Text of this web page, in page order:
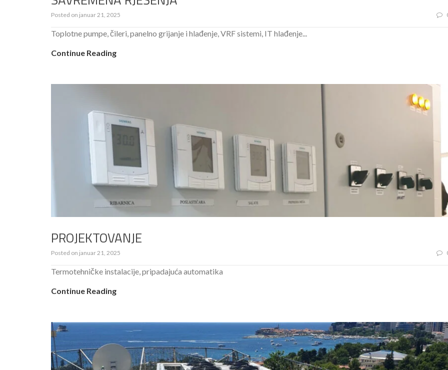
Posted on januar 21, 2025
Toplotne pumpe, čileri, panelno grijanje i hlađenje, VRF sistemi, IT hlađenje...
Continue Reading
PROJEKTOVANJE
Posted on januar 21, 2025
Termotehničke instalacije, pripadajuća automatika
Continue Reading